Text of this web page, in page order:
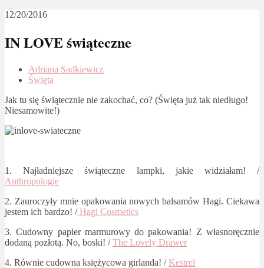
12/20/2016
IN LOVE świąteczne
Adriana Sadkiewicz
Święta
Jak tu się świątecznie nie zakochać, co? (Święta już tak niedługo!
Niesamowite!)
1. Najładniejsze świąteczne lampki, jakie widziałam! /
Anthropologie
2. Zauroczyły mnie opakowania nowych balsamów Hagi. Ciekawa
jestem ich bardzo! /Hagi Cosmetics
3. Cudowny papier marmurowy do pakowania! Z własnoręcznie
dodaną pozłotą. No, boski! /The Lovely Drawer
4. Równie cudowna księżycowa girlanda! /Kestrel